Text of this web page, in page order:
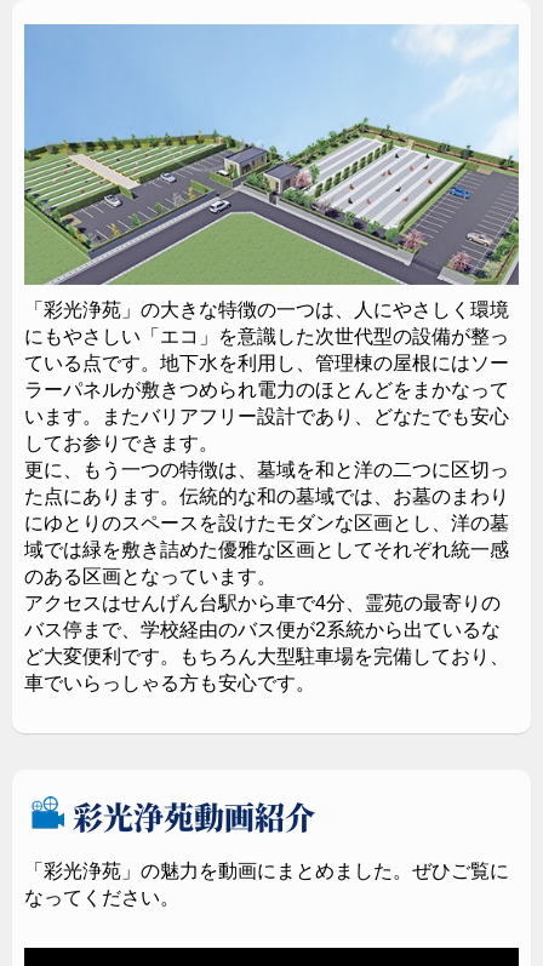
「彩光浄苑」の大きな特徴の一つは、人にやさしく環境
にもやさしい「エコ」を意識した次世代型の設備が整っ
ている点です。地下水を利用し、管理棟の屋根にはソー
ラーパネルが敷きつめられ電力のほとんどをまかなって
います。またバリアフリー設計であり、どなたでも安心
してお参りできます。
更に、もう一つの特徴は、墓域を和と洋の二つに区切っ
た点にあります。伝統的な和の墓域では、お墓のまわり
にゆとりのスペースを設けたモダンな区画とし、洋の墓
域では緑を敷き詰めた優雅な区画としてそれぞれ統一感
のある区画となっています。
アクセスはせんげん台駅から車で4分、霊苑の最寄りの
バス停まで、学校経由のバス便が2系統から出ているな
ど大変便利です。もちろん大型駐車場を完備しており、
車でいらっしゃる方も安心です。
彩光浄苑動画紹介
「彩光浄苑」の魅力を動画にまとめました。ぜひご覧に
なってください。